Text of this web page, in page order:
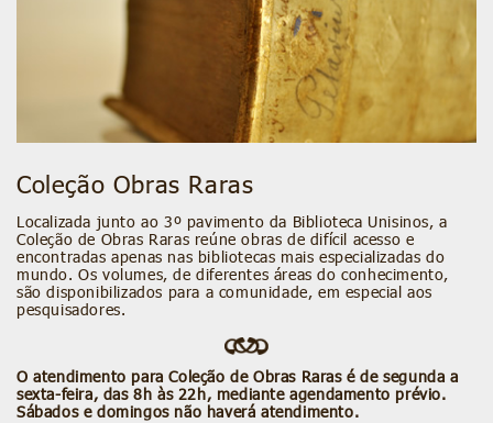
Coleção Obras Raras
Localizada junto ao 3º pavimento da Biblioteca Unisinos, a
Coleção de Obras Raras reúne obras de difícil acesso e
encontradas apenas nas bibliotecas mais especializadas do
mundo. Os volumes, de diferentes áreas do conhecimento,
são disponibilizados para a comunidade, em especial aos
pesquisadores.
O atendimento para Coleção de Obras Raras é de segunda a
sexta-feira, das 8h às 22h, mediante agendamento prévio.
Sábados e domingos não haverá atendimento.